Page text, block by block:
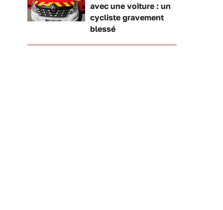
avec une voiture : un
cycliste gravement
blessé